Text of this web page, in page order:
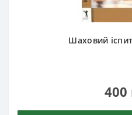
Шаховий
400